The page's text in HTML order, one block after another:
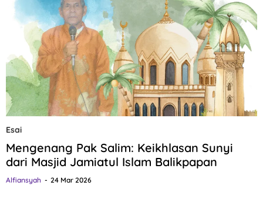
Esai
Mengenang Pak Salim: Keikhlasan Sunyi
dari Masjid Jamiatul Islam Balikpapan
Alfiansyah 24 Mar 2026